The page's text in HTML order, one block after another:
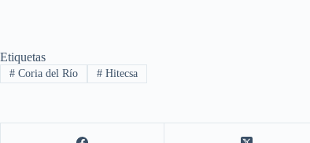
Etiquetas
#Coria del Río #Hitecsa